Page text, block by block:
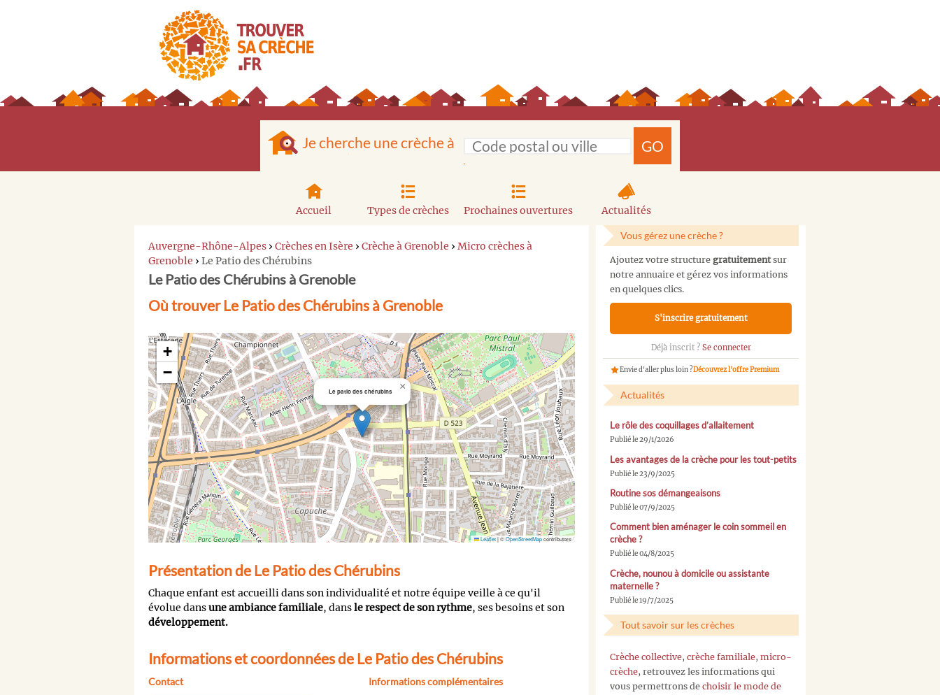
Je cherche une crèche à GO
Accueil Types de crèches Prochaines ouvertures Actualités
Auvergne-Rhône-Alpes › Crèches en Isère › Crèche à Grenoble › Micro crèches à
Grenoble › Le Patio des Chérubins
Le Patio des Chérubins à Grenoble
Où trouver Le Patio des Chérubins à Grenoble
Le patio des chérubins ×
+
−
Leaflet|©OpenStreetMapcontributors
Présentation de Le Patio des Chérubins
Chaque enfant est accueilli dans son individualité et notre équipe veille à ce qu'il
évolue dansune ambiance familiale, dansle respect de son rythme, ses besoins et son
développement.
Informations et coordonnées de Le Patio des Chérubins
Contact Informations complémentaires
Vous gérez une crèche ?
Ajoutez votre structure gratuitementsur
notre annuaire et gérez vos informations
en quelques clics.
S'inscrire gratuitement
Déjà inscrit ? Se connecter
Envie d'aller plus loin ?Découvrez l'offre Premium
Actualités
Le rôle des coquillages d’allaitement
Publié le 29/1/2026
Les avantages de la crèche pour les tout-petits
Publié le 23/9/2025
Routine sos démangeaisons
Publié le 07/9/2025
Comment bien aménager le coin sommeil en
crèche ?
Publié le 04/8/2025
Crèche, nounou à domicile ou assistante
maternelle ?
Publié le 19/7/2025
Tout savoir sur les crèches
Crèche collective, crèche familiale, micro-
crèche, retrouvez les informations qui
vous permettrons de choisir le mode de